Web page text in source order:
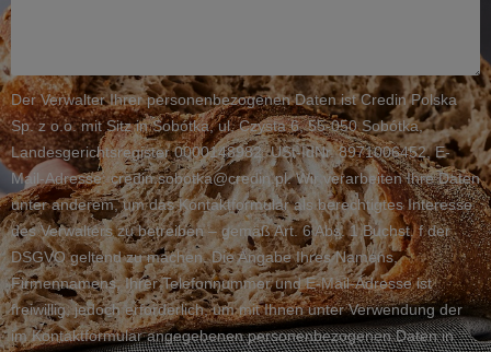
wiadomość
Der Verwalter Ihrer personenbezogenen Daten ist Credin Polska
Sp. z o.o. mit Sitz in Sobótka, ul. Czysta 6, 55-050 Sobótka,
Landesgerichtsregister 0000148982, USt-IdNr. 8971006452, E-
Mail-Adresse: credin.sobotka@credin.pl. Wir verarbeiten Ihre Daten
unter anderem, um das Kontaktformular als berechtigtes Interesse
des Verwalters zu betreiben – gemäß Art. 6 Abs. 1 Buchst. f der
DSGVO geltend zu machen. Die Angabe Ihres Namens,
Firmennamens, Ihrer Telefonnummer und E-Mail-Adresse ist
freiwillig, jedoch erforderlich, um mit Ihnen unter Verwendung der
im Kontaktformular angegebenen personenbezogenen Daten in